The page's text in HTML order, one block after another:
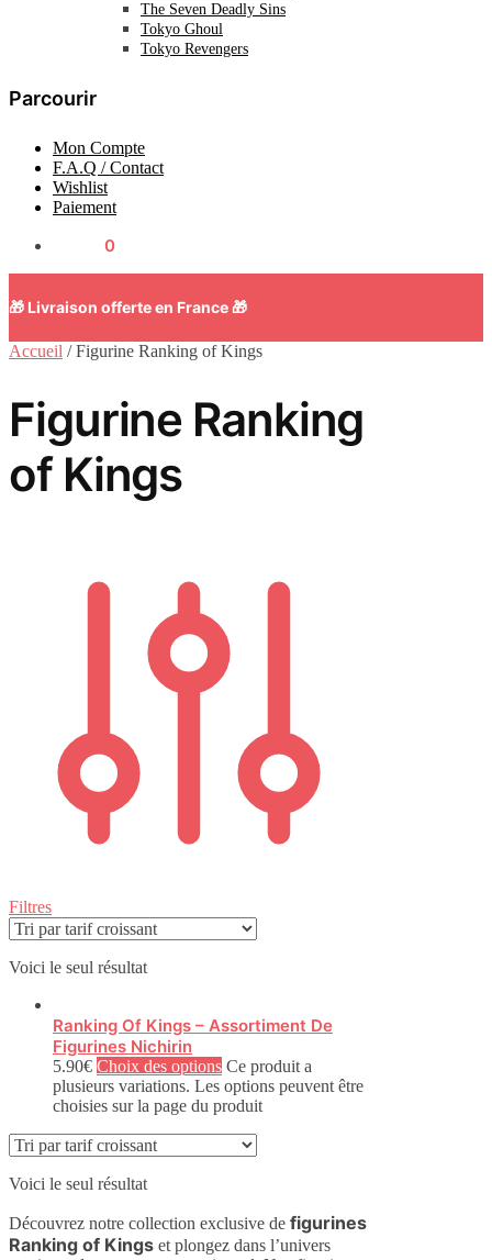
The Seven Deadly Sins
Tokyo Ghoul
Tokyo Revengers
Parcourir
Mon Compte
F.A.Q / Contact
Wishlist
Paiement
0
🎁 Livraison offerte en France 🎁
Accueil /Figurine Ranking of Kings
Figurine Ranking
of Kings
Filtres
Voici le seul résultat
Ranking Of Kings – Assortiment De
Figurines Nichirin
5.90€ Choix des options Ce produit a
plusieurs variations. Les options peuvent être
choisies sur la page du produit
Voici le seul résultat
Découvrez notre collection exclusive de figurines
Ranking of Kings et plongez dans l’univers